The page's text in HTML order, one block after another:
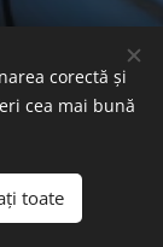
corectă și
cea mai bună
toate